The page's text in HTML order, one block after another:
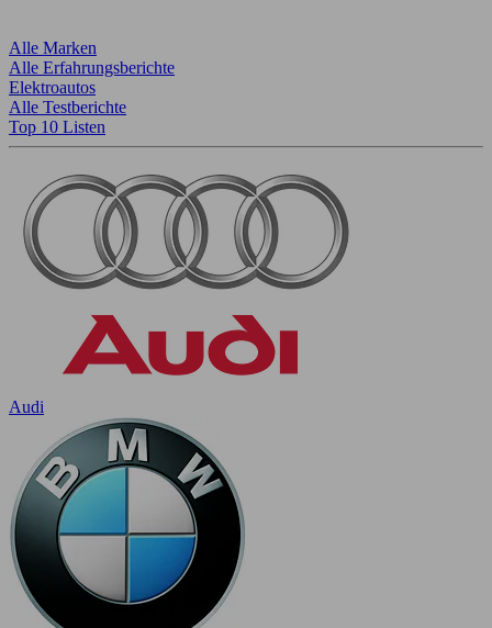
Alle Marken
Alle Erfahrungsberichte
Elektroautos
Alle Testberichte
Top 10 Listen
Audi